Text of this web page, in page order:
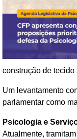
construção de tecido
Um levantamento
parlamentar como
Psicologia e
Atualmente,